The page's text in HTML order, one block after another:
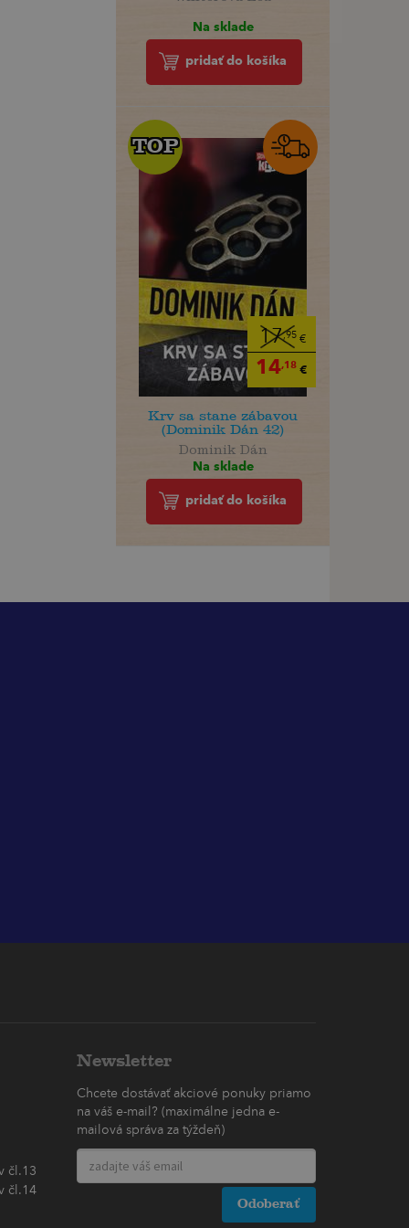
Na sklade
pridať do košíka
17,95€
14,18€
TOP
TOP
Krv sa stane zábavou
(Dominik Dán 42)
Dominik Dán
Na sklade
pridať do košíka
čl.13
čl.14
Newsletter
Chcete dostávať akciové ponuky priamo
na váš e-mail? (maximálne jedna e-
mailová správa za týždeň)
Odoberať